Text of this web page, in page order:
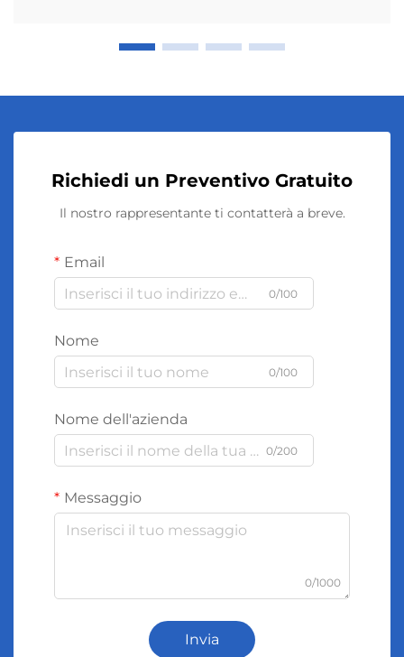
Richiedi un Preventivo Gratuito
Il nostro rappresentante ti contatterà a breve.
Email
0/100
Nome
0/100
Nome dell'azienda
0/200
Messaggio
0/1000
Invia